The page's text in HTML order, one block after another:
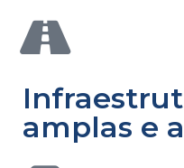
amplas e